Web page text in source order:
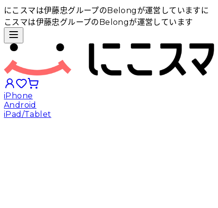
にこスマは伊藤忠グループのBelongが運営しています に
こスマは伊藤忠グループのBelongが運営しています
iPhone
Android
iPad/Tablet